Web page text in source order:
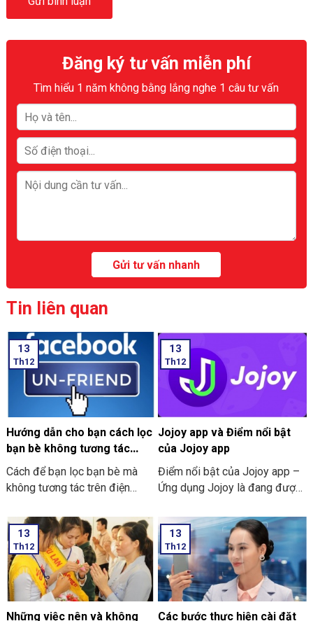
Đăng ký tư vấn miễn phí
Tìm hiểu 1 năm không bằng lắng nghe 1 câu tư vấn
Tin liên quan
13
Th12
Hướng dẫn cho bạn cách lọc
bạn bè không tương tác
trên Facebook nhanh nhất
2024
Cách để bạn lọc bạn bè mà
không tương tác trên điện
13
Th12
Jojoy app và Điểm nổi bật
của Jojoy app
Điểm nổi bật của Jojoy app –
Ứng dụng Jojoy là đang được
đồng người yêu thích các trò
chơi điện tử ở trên điện thoại
di động.
13
Th12
Những việc nên và không
13
Th12
Các bước thực hiện cài đặt